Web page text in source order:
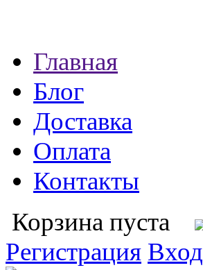
Главная
Блог
Доставка
Оплата
Контакты
Корзина пуста
Регистрация Вход